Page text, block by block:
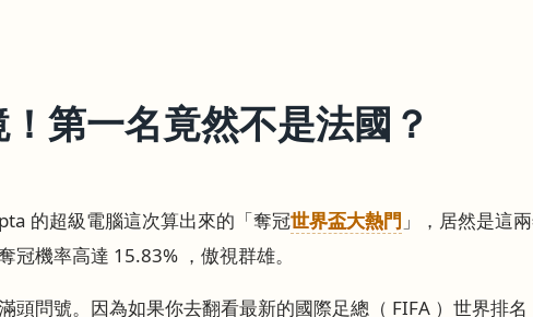
第一名竟然不是法國？
的超級電腦這次算出來的「奪冠世界盃大熱門 」，居然是這
機率高達 15.83% ，傲視群雄。
頭問號。因為如果你去翻看最新的國際足總（ FIFA ）世界排